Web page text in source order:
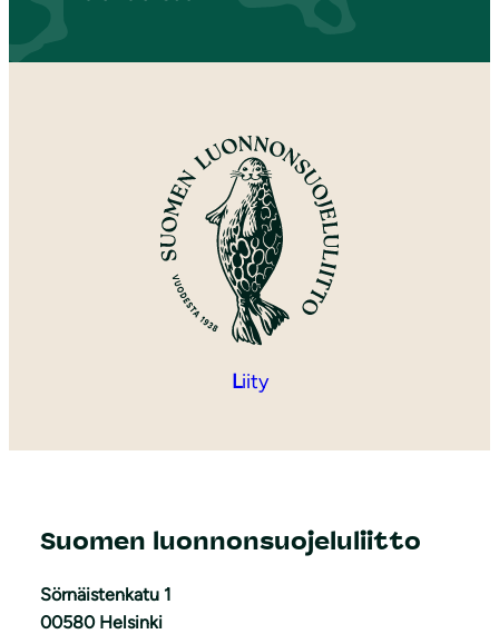
Liity
Suomen luonnonsuojeluliitto
Sörnäistenkatu 1
00580 Helsinki